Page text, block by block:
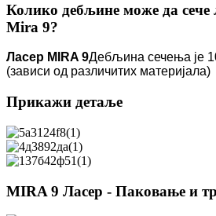
Колико дебљине може да
Mira 9?
Ласер MIRA 9Дебљина сечења је
(зависи од различитих материјала)
Прикажи детаље
MIRA 9 Ласер - Паковање и